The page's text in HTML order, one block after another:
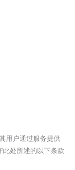
用户通过服务提供
此处所述的以下条款